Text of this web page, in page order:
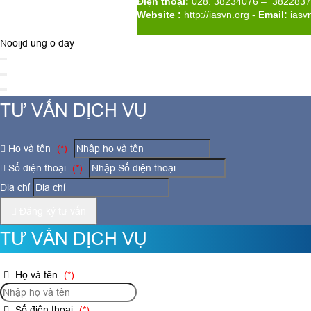
Website : http://iasvn.org - Email:
Nooijd ung o day
TƯ VẤN DỊCH VỤ
Họ và tên
(*)
Số điện thoại
(*)
Địa chỉ
TƯ VẤN DỊCH VỤ
Họ và tên (*)